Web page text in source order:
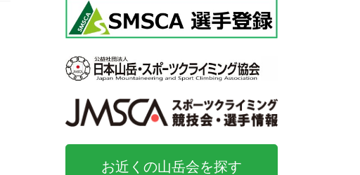
お近くの山岳会を探す